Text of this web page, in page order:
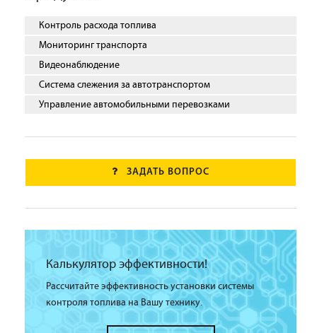
Контроль расхода топлива
Мониторинг транспорта
Видеонаблюдение
Система слежения за автотранспортом
Управление автомобильными перевозками
ЗАДАТЬ ВОПРОС
Калькулятор эффективности!
Рассчитайте эффективность установки системы
контроля топлива на Вашу технику.